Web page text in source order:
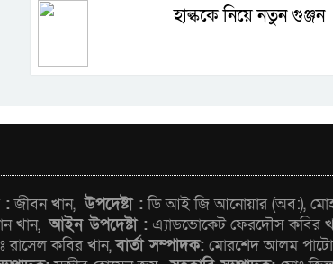
হাল্ককে নিয়ে নতুন গুঞ্জন
:জীবন খান,উপদেষ্টা :ডি আই জি আনোয়ার (অব:),
খান,আইন উপদেষ্টা : এ্যাডভোকেট ফেরদৌস কবির
রাসেল কবির খান,বার্তা সম্পাদক: মোরশেদ আলম